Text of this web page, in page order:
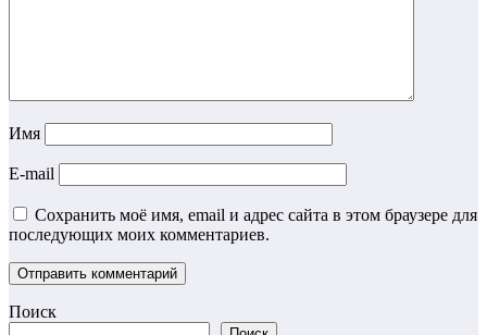
Имя
E-mail
Сохранить моё имя, email и адрес сайта в этом браузере для
последующих моих комментариев.
Поиск